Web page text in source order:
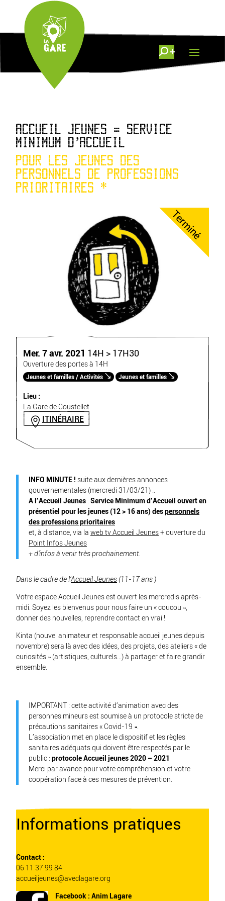
ACCUEIL JEUNES = SERVICE
MINIMUM D’ACCUEIL
POUR LES JEUNES DES
PERSONNELS DE PROFESSIONS
PRIORITAIRES *
Terminé
Mer. 7 avr. 2021 14H > 17H30
Ouverture des portes à 14H
Jeunes et familles / Activités Jeunes et familles
Lieu :
La Gare de Coustellet
ITINÉRAIRE
INFO MINUTE ! suite aux dernières annonces
gouvernementales (mercredi 31/03/21) ..
A l’Accueil Jeunes : Service Minimum d’Accueil ouvert en
présentiel pour les jeunes (12 > 16 ans) despersonnels
des professions prioritaires
et, à distance, via la web tv Accueil Jeunes+ ouverture du
Point Infos Jeunes
+ d’infos à venir très prochainement.
Dans le cadre de l’Accueil Jeunes(11-17 ans )
Votre espace Accueil Jeunes est ouvert les mercredis après-
midi. Soyez les bienvenus pour nous faire un « coucou »,
donner des nouvelles, reprendre contact en vrai !
Kinta (nouvel animateur et responsable accueil jeunes depuis
novembre) sera là avec des idées, des projets, des ateliers « de
curiosités » (artistiques, culturels…) à partager et faire grandir
ensemble.
IMPORTANT : cette activité d’animation avec des
personnes mineurs est soumise à un protocole stricte de
précautions sanitaires « Covid-19 ».
L’association met en place le dispositif et les règles
sanitaires adéquats qui doivent être respectés par le
public : protocole Accueil jeunes 2020 – 2021
Merci par avance pour votre compréhension et votre
coopération face à ces mesures de prévention.
Informations pratiques
Contact :
06 11 37 99 84
accueiljeunes@aveclagare.org
Facebook : Anim Lagare